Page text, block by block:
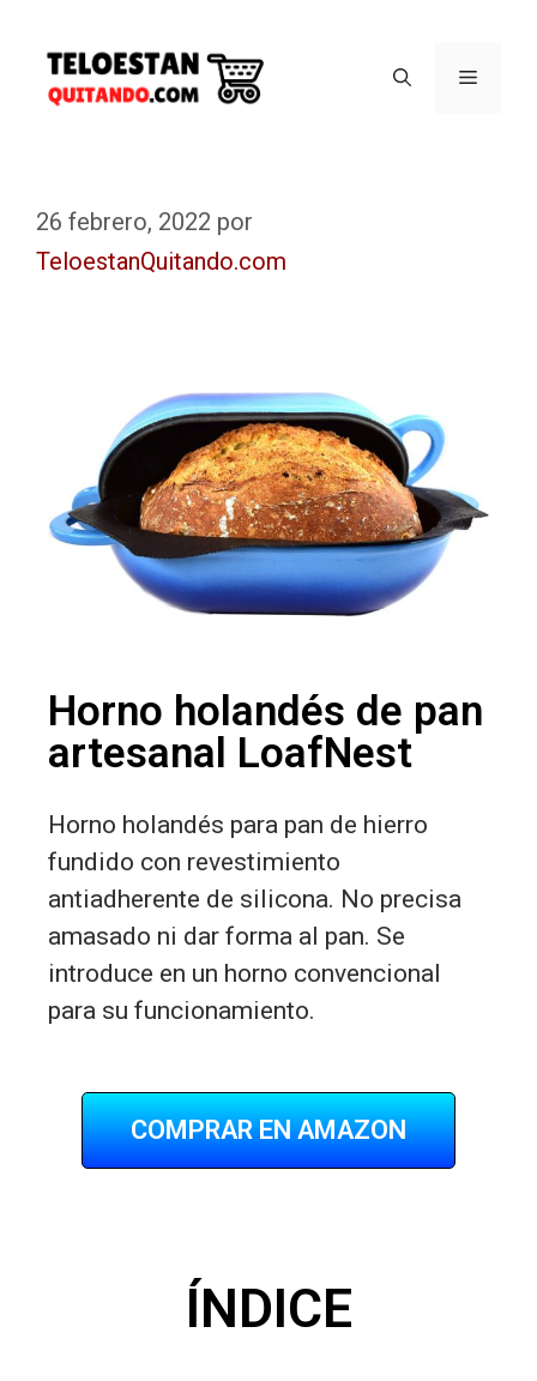
26 febrero, 2022 por
TeloestanQuitando.com
Horno holandés de pan
artesanal LoafNest
Horno holandés para pan de hierro
fundido con revestimiento
antiadherente de silicona. No precisa
amasado ni dar forma al pan. Se
introduce en un horno convencional
para su funcionamiento.
COMPRAR EN AMAZON
ÍNDICE